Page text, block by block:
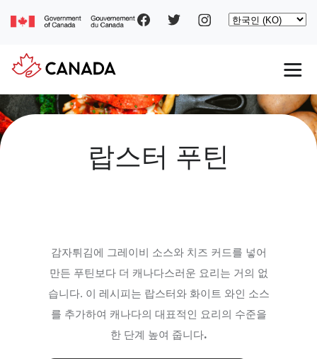
건
너
뛰
기
Social
Select
Main
navigation
랍스터 푸틴
감자튀김에 그레이비 소스와 치즈 커드를 넣어
만든 푸틴보다 더 캐나다스러운 요리는 거의 없
습니다. 이 레시피는 랍스터와 화이트 와인 소스
를 추가하여 캐나다의 대표적인 요리의 수준을
한 단계 높여 줍니다.